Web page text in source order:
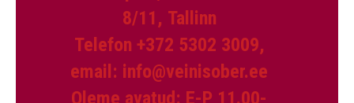
8/11, Tallinn
Telefon +372 5302 3009,
email: info@veinisober.ee
Oleme avatud: E-P 11.00-